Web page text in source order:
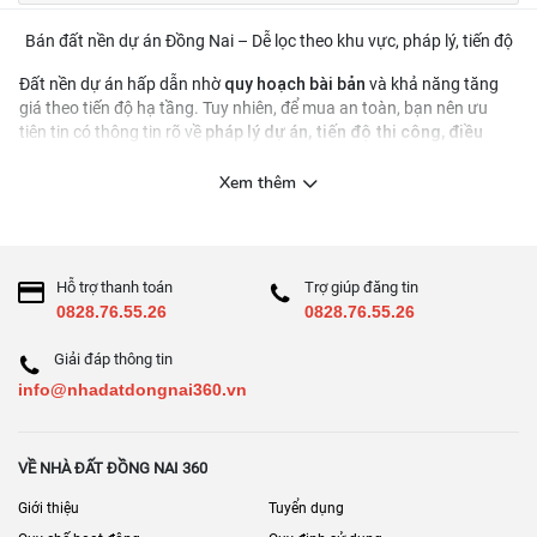
Bán đất nền dự án Đồng Nai – Dễ lọc theo khu vực, pháp lý, tiến độ
Đất nền dự án hấp dẫn nhờquy hoạch bài bản và khả năng tăng
giá theo tiến độ hạ tầng. Tuy nhiên, để mua an toàn, bạn nên ưu
tiên tin có thông tin rõ về pháp lý dự án, tiến độ thi công, điều
Cách chọn đất nền dự án phù hợp
Tránh quyết định chỉ theo “giá rẻ”; hãy kiểm tra hồ sơ
Pháp lý dự án & điều kiện chuyển nhượng
Quy hoạch 1/500 (nếu có), quy định xây dựng
Phí quản lý/duy tu nội khu
Xem thêm
Hỗ trợ thanh toán
0828.76.55.26
Trợ giúp đăng tin
0828.76.55.26
Giải đáp thông tin
info@nhadatdongnai360.vn
VỀ NHÀ ĐẤT ĐỒNG NAI 360
Giới thiệu
Tuyển dụng